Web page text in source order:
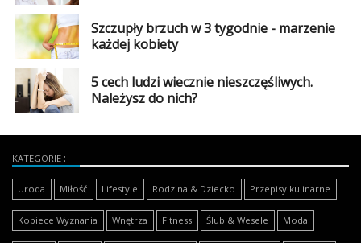
Szczupły brzuch w 3 tygodnie - marzenie
każdej kobiety
5 cech ludzi wiecznie nieszczęśliwych.
Należysz do nich?
KATEGORIE
Uroda Miłość Lifestyle Rodzina & Dziecko Przepisy kulinarne
Kobiece Wyznania Wnętrza Fitness Ślub & Wesele Moda